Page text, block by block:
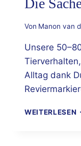
Von Manon van
Unsere
Alltag dank
WEITERLESEN